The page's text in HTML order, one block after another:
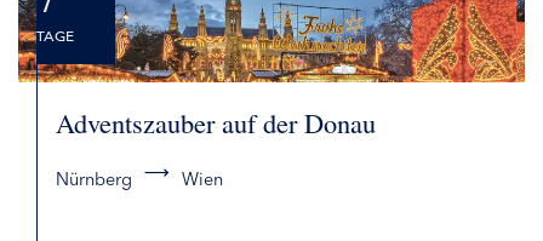
TAGE
Adventszauber auf der Donau
Nürnberg Wien